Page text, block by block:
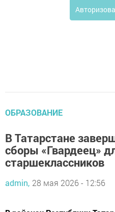
ОБРАЗОВАНИЕ
В Татарстане
сборы «Гвардеец»
старшеклассников
admin, 28 мая 2026 - 12:56